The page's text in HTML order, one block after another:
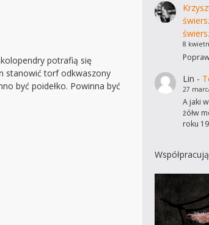
potrafią się
stanowić torf odkwaszony
być poidełko. Powinna być
8
Lin -
27
A jaki
żółw
roku